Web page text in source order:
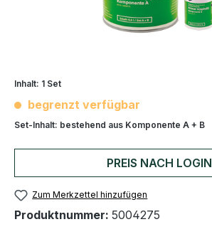
Inhalt: 1 Set
begrenzt verfügbar
Set-Inhalt: bestehend aus Komponente A + B
PREIS NACH LOGIN
Zum Merkzettel hinzufügen
Produktnummer: 5004275